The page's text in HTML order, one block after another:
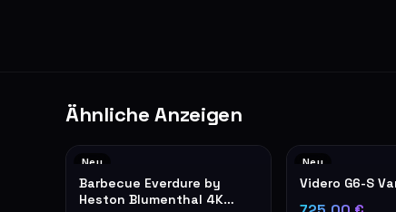
Ähnliche Anzeigen
Neu
Barbecue Everdure by
Heston Blumenthal 4K
Neu
Videro G6-S